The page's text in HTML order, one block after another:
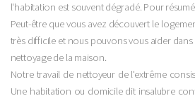
l'habitation est souvent dégradé. Pour
Peut-être que vous avez découvert le
très difficile et nous pouvons vous aider
nettoyage de la maison.
Notre travail de nettoyeur de l'extrême
Une habitation ou domicile dit insalubre